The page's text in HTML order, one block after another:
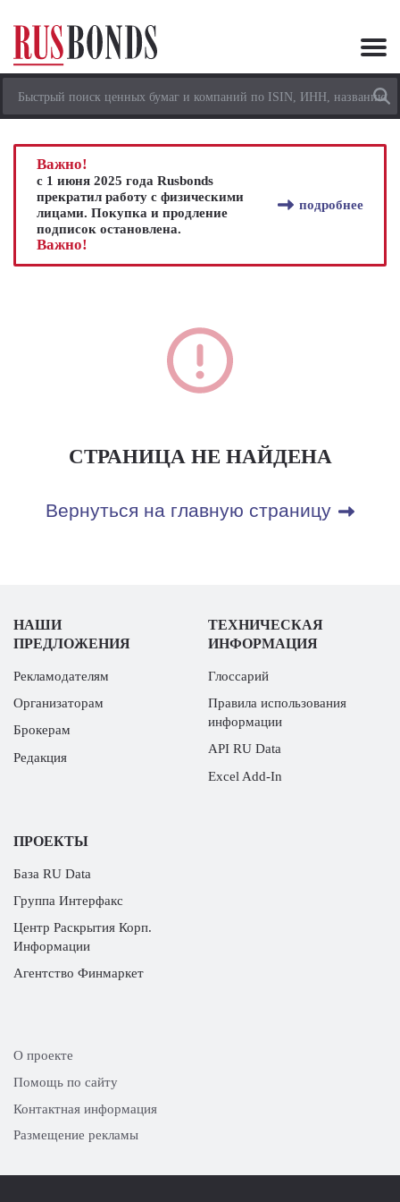
Важно!
с 1 июня 2025 года Rusbonds
прекратил работу с физическими
лицами. Покупка и продление
подписок остановлена.
подробнее
Важно!
СТРАНИЦА НЕ НАЙДЕНА
Вернуться на главную страницу
НАШИ
ПРЕДЛОЖЕНИЯ
Рекламодателям
Организаторам
Брокерам
Редакция
ТЕХНИЧЕСКАЯ
ИНФОРМАЦИЯ
Глоссарий
Правила использования
информации
API RU Data
Excel Add-In
ПРОЕКТЫ
База RU Data
Группа Интерфакс
Центр Раскрытия Корп.
Информации
Агентство Финмаркет
О проекте
Помощь по сайту
Контактная информация
Размещение рекламы